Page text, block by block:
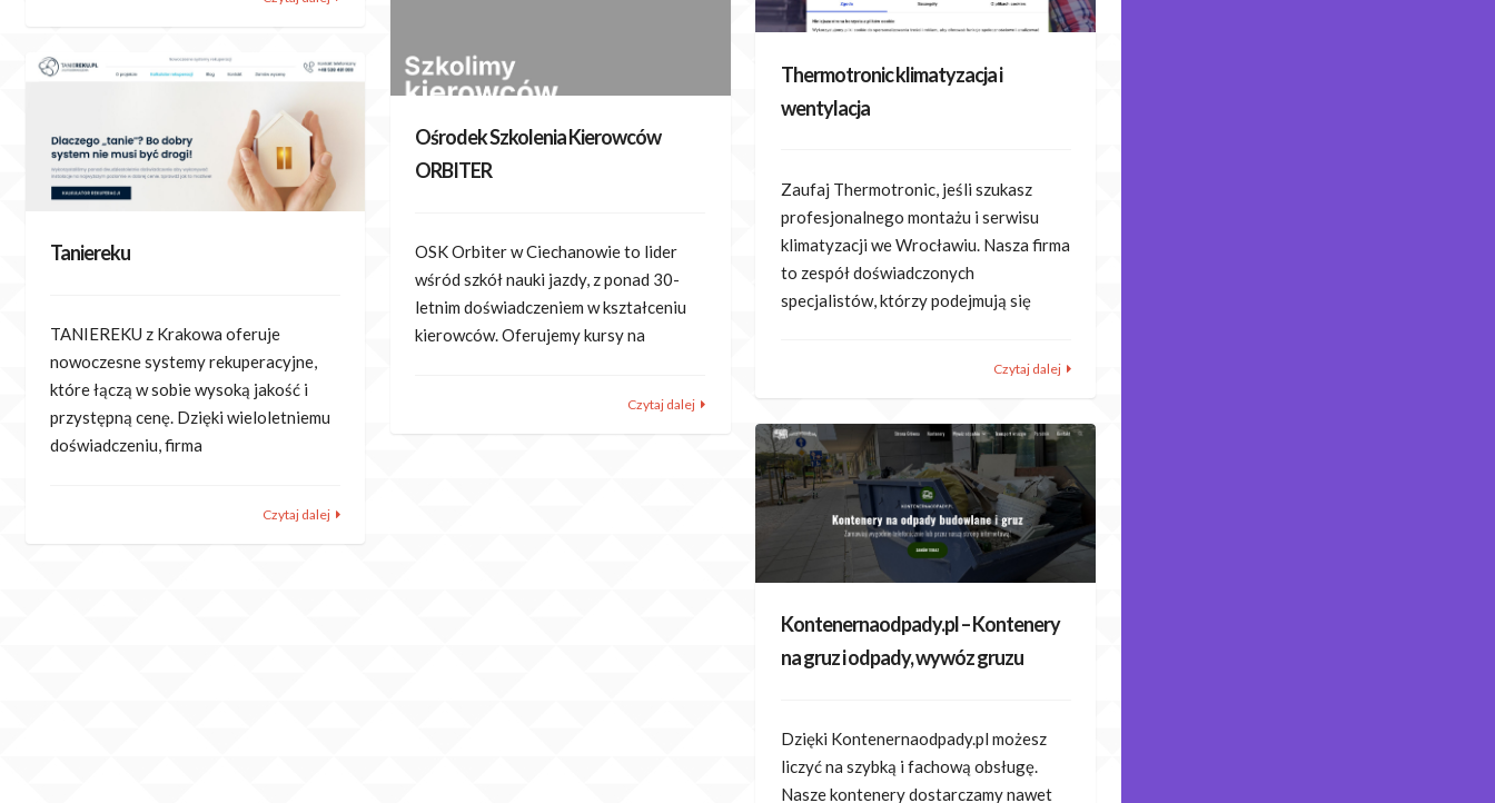
Thermotronic klimatyzacja i
wentylacja
Zaufaj Thermotronic, jeśli szukasz
profesjonalnego montażu i serwisu
klimatyzacji we Wrocławiu. Nasza firma
to zespół doświadczonych
specjalistów, którzy podejmują się
Czytaj dalej
Ośrodek Szkolenia Kierowców
ORBITER
OSK Orbiter w Ciechanowie to lider
wśród szkół nauki jazdy, z ponad 30-
letnim doświadczeniem w kształceniu
kierowców. Oferujemy kursy na
Czytaj dalej
Taniereku
TANIEREKU z Krakowa oferuje
nowoczesne systemy rekuperacyjne,
które łączą w sobie wysoką jakość i
przystępną cenę. Dzięki wieloletniemu
doświadczeniu, firma
Czytaj dalej
Kontenernaodpady.pl – Kontenery
na gruz i odpady, wywóz gruzu
Dzięki Kontenernaodpady.pl możesz
liczyć na szybką i fachową obsługę.
Nasze kontenery dostarczamy nawet